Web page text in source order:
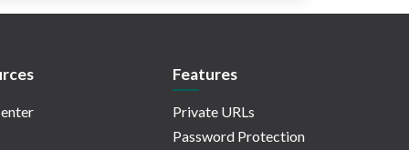
Features
Private URLs
Password Protection